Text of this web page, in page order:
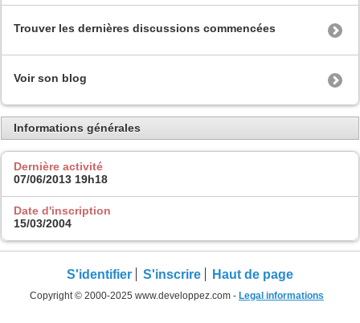
Trouver les dernières discussions commencées
Voir son blog
Informations générales
Dernière activité
07/06/2013 19h18
Date d'inscription
15/03/2004
S'identifier S'inscrire Haut de page
Copyright © 2000-2025 www.developpez.com - Legal informations